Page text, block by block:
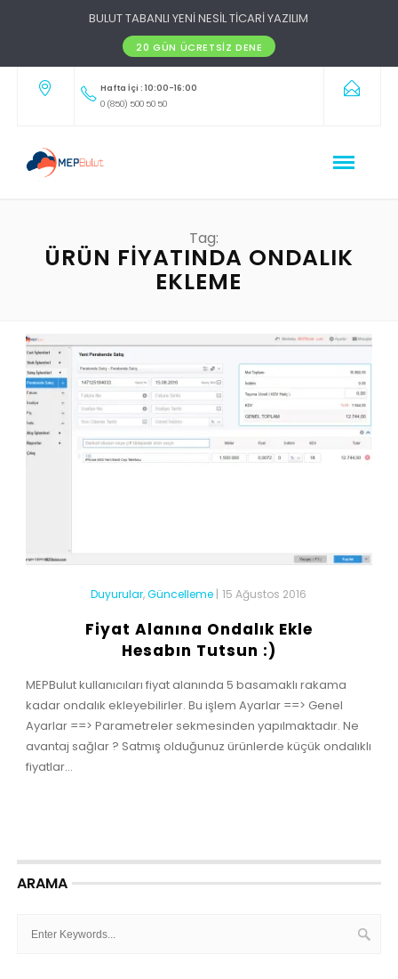
BULUT TABANLI YENİ NESİL TİCARİ YAZILIM
20 GÜN ÜCRETSIZ DENE
Hafta İçi : 10:00-16:00
0 (850) 500 50 50
Tag:
ÜRÜN FIYATINDA ONDALIK
EKLEME
Duyurular,Güncelleme | 15 Ağustos 2016
Fiyat Alanına Ondalık Ekle
Hesabın Tutsun :)
MEPBulut kullanıcıları fiyat alanında 5 basamaklı rakama
kadar ondalık ekleyebilirler. Bu işlem Ayarlar ==> Genel
Ayarlar ==> Parametreler sekmesinden yapılmaktadır. Ne
avantaj sağlar ? Satmış olduğunuz ürünlerde küçük ondalıklı
fiyatlar...
ARAMA